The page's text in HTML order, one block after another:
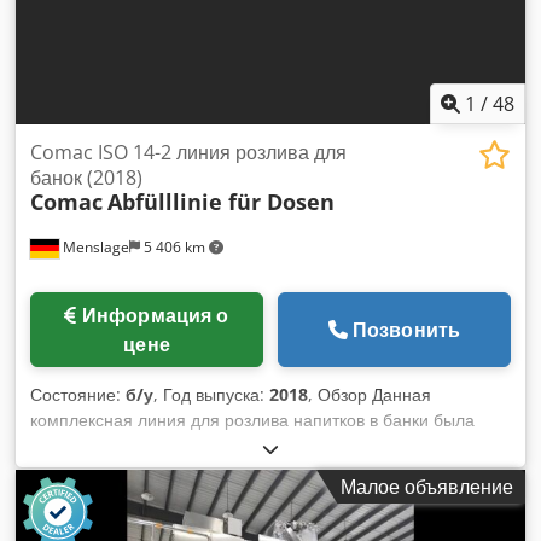
1 /48
Menslage 5 406 km
Comac ISO 14-2 линия розлива для
банок (2018)
ComacAbfülllinie für Dosen
цене
Позвонить
Состояние: б/у, Год выпуска: 2018, Обзор Данная
комплексная линия для розлива напитков в банки была
произведена компанией COMAC и предназначена для
розлива газированного пива в алюминиевые банки.
Производительность линии составляет 5500 банок в час
для банок объемом 440 мл и 6000 банок в час для банок
Малое объявление